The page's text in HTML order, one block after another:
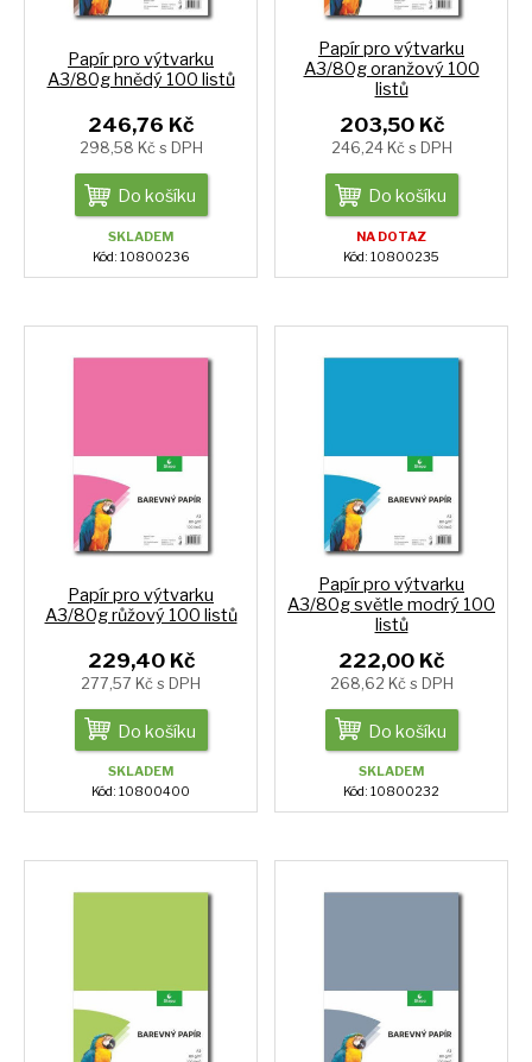
Papír pro výtvarku
A3/80g hnědý 100 listů
246,76 Kč
298,58 Kč s DPH
Do košíku
SKLADEM
Kód: 10800236
Papír pro výtvarku
A3/80g oranžový 100
listů
203,50 Kč
246,24 Kč s DPH
Do košíku
NA DOTAZ
Kód: 10800235
Papír pro výtvarku
A3/80g růžový 100 listů
229,40 Kč
277,57 Kč s DPH
Do košíku
SKLADEM
Kód: 10800400
Papír pro výtvarku
A3/80g světle modrý 100
listů
222,00 Kč
268,62 Kč s DPH
Do košíku
SKLADEM
Kód: 10800232